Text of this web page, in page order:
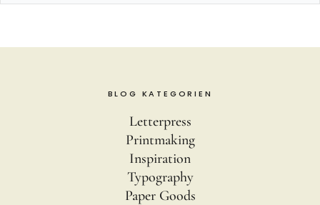
BLOG KATEGORIEN
Letterpress
Printmaking
Inspiration
Typography
Paper Goods